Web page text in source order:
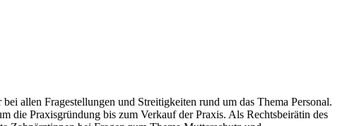
allen Fragestellungen und Streitigkeiten rund um das Thema Personal.
die Praxisgründung bis zum Verkauf der Praxis. Als Rechtsbeirätin des